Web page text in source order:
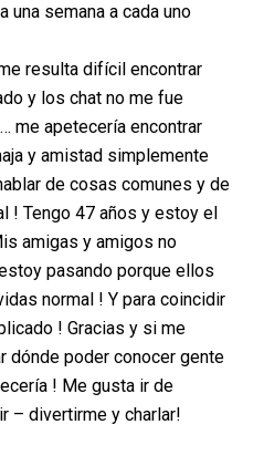
una semana a cada uno
resulta difícil encontrar
y los chat no me fue
me apetecería encontrar
y amistad simplemente
de cosas comunes y de
! Tengo 47 años y estoy el
amigas y amigos no
pasando porque ellos
normal ! Y para coincidir
! Gracias y si me
dónde poder conocer gente
! Me gusta ir de
– divertirme y charlar!